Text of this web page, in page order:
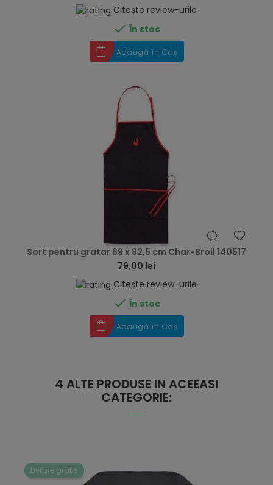
Citește review-urile
 În stoc
Adaugă în Coș
Sort pentru gratar 69 x 82,5 cm Char-Broil 140517
79,00 lei
Citește review-urile
 În stoc
Adaugă în Coș
4 ALTE PRODUSE IN ACEEASI
CATEGORIE:
Livrare gratis